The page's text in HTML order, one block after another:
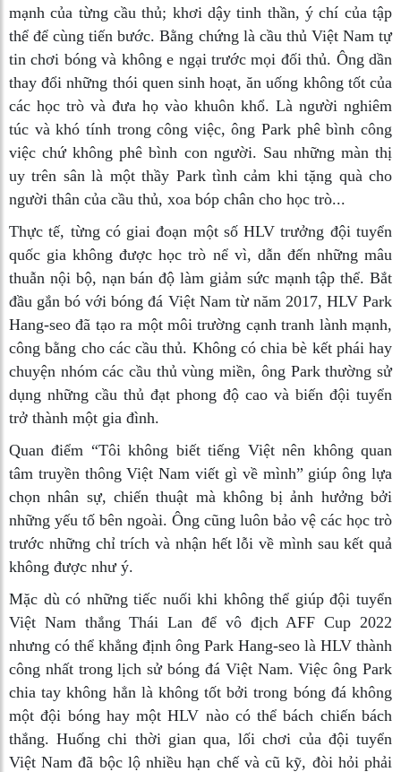
mạnh của từng cầu thủ; khơi dậy tinh thần, ý chí của tập
thể để cùng tiến bước. Bằng chứng là cầu thủ Việt Nam tự
tin chơi bóng và không e ngại trước mọi đối thủ. Ông dần
thay đổi những thói quen sinh hoạt, ăn uống không tốt của
các học trò và đưa họ vào khuôn khổ. Là người nghiêm
túc và khó tính trong công việc, ông Park phê bình công
việc chứ không phê bình con người. Sau những màn thị
uy trên sân là một thầy Park tình cảm khi tặng quà cho
người thân của cầu thủ, xoa bóp chân cho học trò...
Thực tế, từng có giai đoạn một số HLV trưởng đội tuyển
quốc gia không được học trò nể vì, dẫn đến những mâu
thuẫn nội bộ, nạn bán độ làm giảm sức mạnh tập thể. Bắt
đầu gắn bó với bóng đá Việt Nam từ năm 2017, HLV Park
Hang-seo đã tạo ra một môi trường cạnh tranh lành mạnh,
công bằng cho các cầu thủ. Không có chia bè kết phái hay
chuyện nhóm các cầu thủ vùng miền, ông Park thường sử
dụng những cầu thủ đạt phong độ cao và biến đội tuyển
trở thành một gia đình.
Quan điểm “Tôi không biết tiếng Việt nên không quan
tâm truyền thông Việt Nam viết gì về mình” giúp ông lựa
chọn nhân sự, chiến thuật mà không bị ảnh hưởng bởi
những yếu tố bên ngoài. Ông cũng luôn bảo vệ các học trò
trước những chỉ trích và nhận hết lỗi về mình sau kết quả
không được như ý.
Mặc dù có những tiếc nuối khi không thể giúp đội tuyển
Việt Nam thắng Thái Lan để vô địch AFF Cup 2022
nhưng có thể khẳng định ông Park Hang-seo là HLV thành
công nhất trong lịch sử bóng đá Việt Nam. Việc ông Park
chia tay không hẳn là không tốt bởi trong bóng đá không
một đội bóng hay một HLV nào có thể bách chiến bách
thắng. Huống chi thời gian qua, lối chơi của đội tuyển
Việt Nam đã bộc lộ nhiều hạn chế và cũ kỹ, đòi hỏi phải